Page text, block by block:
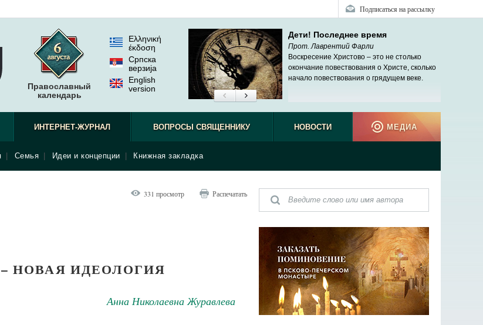
Подписаться на рассылку
Православный
календарь
Ελληνική
έκδοση
Српска
верзиjа
English
version
Дети! Последнее время
Прот. Лаврентий Фарли
Воскресение Христово – это не столько
окончание повествования о Христе, сколько
начало повествования о грядущем веке.
ИНТЕРНЕТ-ЖУРНАЛ
Семья Идеи и концепции Книжная закладка
ВОПРОСЫ СВЯЩЕННИКУ НОВОСТИ МЕДИА
331 просмотр Распечатать
НОВАЯ ИДЕОЛОГИЯ
Анна Николаевна Журавлева